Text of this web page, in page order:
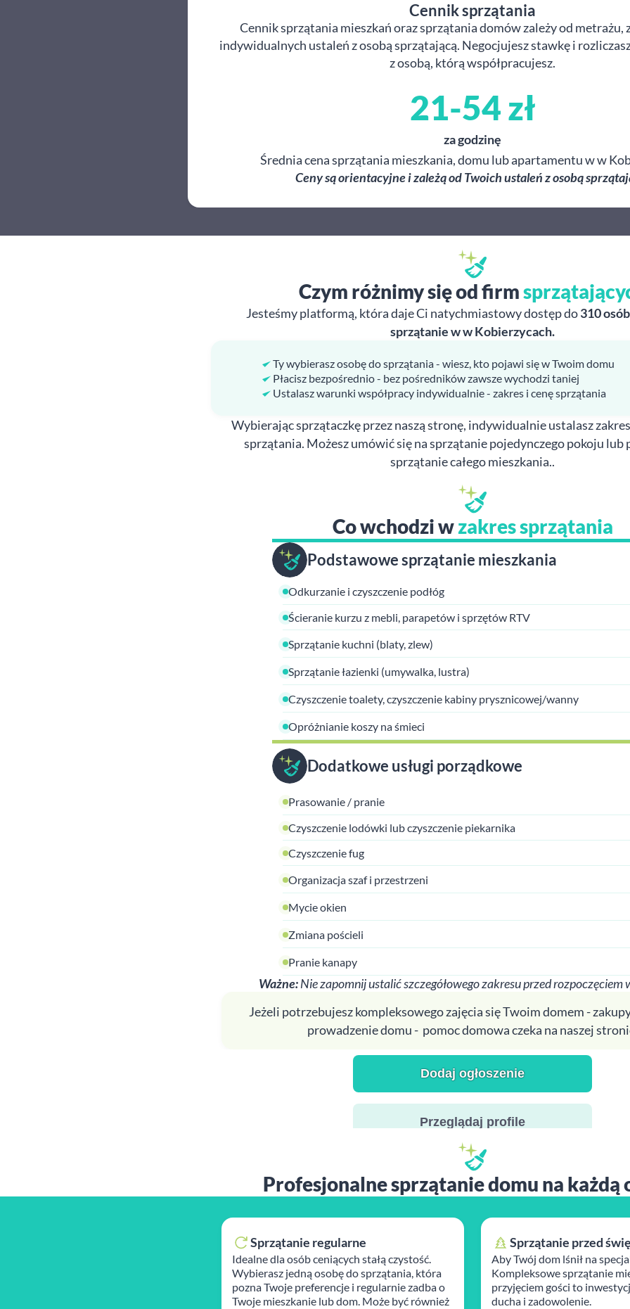
Cennik sprzątania
Cennik sprzątania mieszkań oraz sprzątania domów zależy od metrażu,
indywidualnych ustaleń z osobą sprzątającą. Negocjujesz stawkę i
z osobą, którą współpracujesz.
21-54 zł
za godzinę
Średnia cena sprzątania mieszkania, domu lub apartamentu w w
Ceny są orientacyjne i zależą od Twoich ustaleń z osobą
Czym różnimy się od firm
Jesteśmy platformą, która daje Ci natychmiastowy dostęp do310
sprzątanie w w Kobierzycach.
Ty wybierasz osobę do sprzątania - wiesz, kto pojawi się w Twoim domu
Płacisz bezpośrednio - bez pośredników zawsze wychodzi taniej
Ustalasz warunki współpracy indywidualnie - zakres i cenę sprzątania
Wybierając sprzątaczkę przez naszą stronę, indywidualnie ustalasz
sprzątania. Możesz umówić się na sprzątanie pojedynczego pokoju lub
sprzątanie całego mieszkania..
Co wchodzi wzakres sprzątania
Podstawowe sprzątanie mieszkania
Odkurzanie i czyszczenie podłóg
Ścieranie kurzu z mebli, parapetów i sprzętów RTV
Sprzątanie kuchni (blaty, zlew)
Sprzątanie łazienki (umywalka, lustra)
Czyszczenie toalety, czyszczenie kabiny prysznicowej/wanny
Opróżnianie koszy na śmieci
Dodatkowe usługi porządkowe
Prasowanie / pranie
Czyszczenie lodówki lub czyszczenie piekarnika
Czyszczenie fug
Organizacja szaf i przestrzeni
Mycie okien
Zmiana pościeli
Pranie kanapy
Ważne:Nie zapomnij ustalić szczegółowego zakresu przed rozpoczęciem
Jeżeli potrzebujesz kompleksowego zajęcia się Twoim domem -
prowadzenie domu - pomoc domowa czeka na naszej
Dodaj ogłoszenie
Przeglądaj profile
Profesjonalne sprzątanie domu na każdą
Sprzątanie regularne
Idealne dla osób ceniących stałą czystość.
Wybierasz jedną osobę do sprzątania, która
pozna Twoje preferencje i regularnie zadba o
Twoje mieszkanie lub dom. Może być również
Sprzątanie przed
Aby Twój dom lśnił na
Kompleksowe sprzątanie
przyjęciem gości to
ducha i zadowolenie.